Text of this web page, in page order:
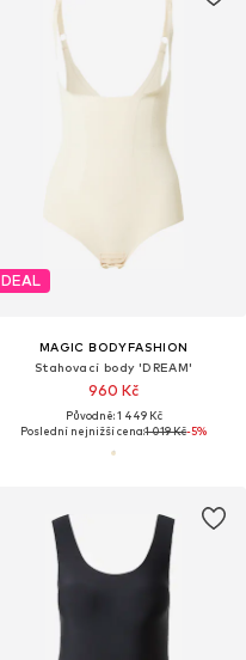
DEAL
MAGIC BODYFASHION
Stahovací body 'DREAM'
960 Kč
Původně: 1 449 Kč
Poslední nejnižší cena:1 019 Kč-5%